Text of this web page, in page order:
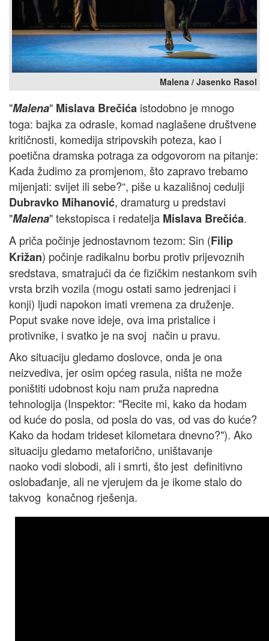
Malena / Jasenko Rasol
"Malena" Mislava Brečića istodobno je mnogo
toga: bajka za odrasle, komad naglašene društvene
kritičnosti, komedija stripovskih poteza, kao i
poetična dramska potraga za odgovorom na pitanje:
Kada žudimo za promjenom, što zapravo trebamo
mijenjati: svijet ili sebe?“, piše u kazališnoj cedulji
Dubravko Mihanović, dramaturg u predstavi
"Malena" tekstopisca i redatelja Mislava Brečića.
A priča počinje jednostavnom tezom: Sin (Filip
Križan) počinje radikalnu borbu protiv prijevoznih
sredstava, smatrajući da će fizičkim nestankom svih
vrsta brzih vozila (mogu ostati samo jedrenjaci i
konji) ljudi napokon imati vremena za druženje.
Poput svake nove ideje, ova ima pristalice i
protivnike, i svatko je na svoj način u pravu.
Ako situaciju gledamo doslovce, onda je ona
neizvediva, jer osim općeg rasula, ništa ne može
poništiti udobnost koju nam pruža napredna
tehnologija (Inspektor: "Recite mi, kako da hodam
od kuće do posla, od posla do vas, od vas do kuće?
Kako da hodam trideset kilometara dnevno?"). Ako
situaciju gledamo metaforično, uništavanje
naoko vodi slobodi, ali i smrti, što jest definitivno
oslobađanje, ali ne vjerujem da je ikome stalo do
takvog konačnog rješenja.